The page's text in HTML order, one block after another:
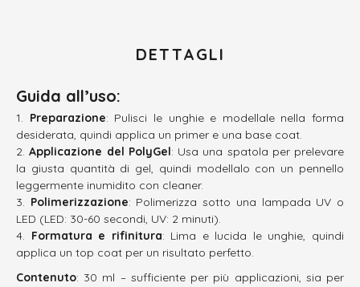
DETTAGLI
Guida all’uso:
Preparazione: Pulisci le unghie e modellale nella forma
desiderata, quindi applica un primer e una base coat.
Applicazione del PolyGel: Usa una spatola per prelevare
la giusta quantità di gel, quindi modellalo con un pennello
leggermente inumidito con cleaner.
Polimerizzazione: Polimerizza sotto una lampada UV o
LED (LED: 30-60 secondi, UV: 2 minuti).
Formatura e rifinitura: Lima e lucida le unghie, quindi
applica un top coat per un risultato perfetto.
Contenuto: 30 ml – sufficiente per più applicazioni, sia per